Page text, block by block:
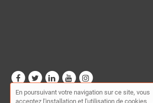
© Mon-presta.fr - Annuaire des indépendants
En poursuivant votre navigation sur ce site, vous
acceptez l'installation et l'utilisation de cookies